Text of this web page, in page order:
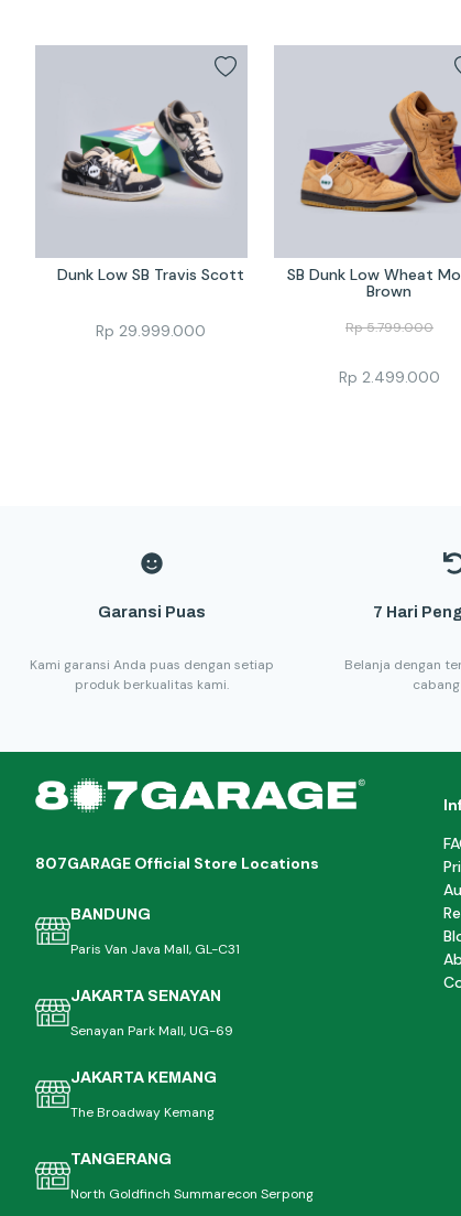
Dunk Low SB Travis Scott
Rp 29.999.000
SB Dunk Low Wheat
Brown
Rp5.799.000
Rp 2.499.000
Garansi Puas
Kami garansi Anda puas dengan setiap
produk berkualitas kami.
7 Hari
Belanja dengan
807GARAGE Official Store Locations
BANDUNG
Paris Van Java Mall, GL-C31
JAKARTA SENAYAN
Senayan Park Mall, UG-69
JAKARTA KEMANG
The Broadway Kemang
TANGERANG
North Goldfinch Summarecon Serpong